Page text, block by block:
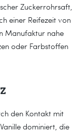
Zuckerrohrsaft,
einer Reifezeit von
Manufaktur nahe
oder Farbstoffen
den Kontakt mit
dominiert, die